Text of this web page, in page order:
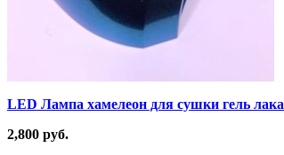
LED Лампа хамелеон для сушки гель лака
2,800 руб.